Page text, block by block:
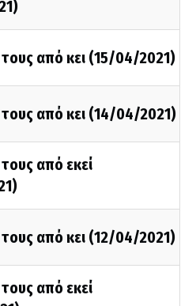
από κει (15/04/2021)
από κει (14/04/2021)
από εκεί
από κει (12/04/2021)
από εκεί